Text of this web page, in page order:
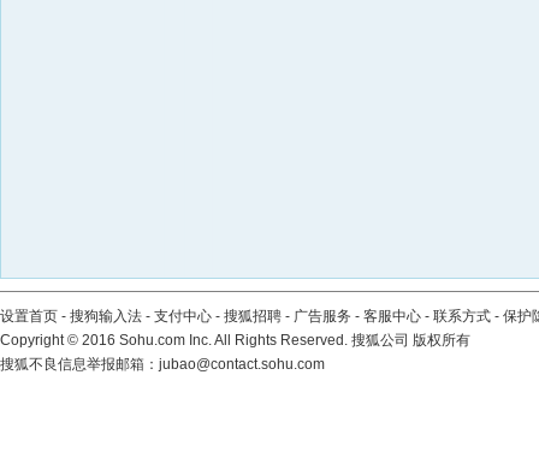
设置首页 - 搜狗输入法 - 支付中心 - 搜狐招聘 - 广告服务 - 客服中心 - 联系方式 - 保护
Copyright© 2016 Sohu.com Inc. All Rights Reserved. 搜狐公司 版权所有
搜狐不良信息举报邮箱： jubao@contact.sohu.com